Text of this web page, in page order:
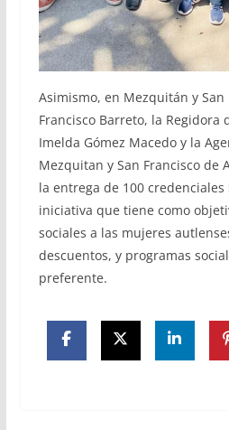
Asimismo, en Mezquitán y
Francisco Barreto, la Regidora
Imelda Gómez Macedo y la
Mezquitan y San Francisco de
la entrega de 100 credenciales
iniciativa que tiene como
sociales a las mujeres
descuentos, y programas
preferente.